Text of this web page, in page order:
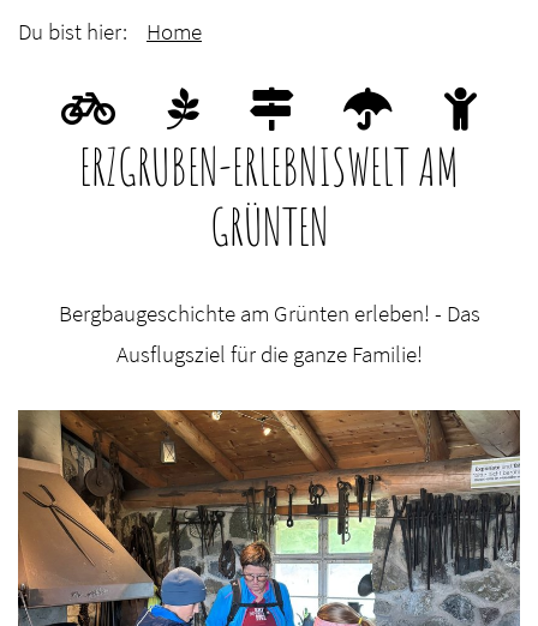
Du bist hier: Home
ERZGRUBEN-ERLEBNISWELT AM
GRÜNTEN
Bergbaugeschichte am Grünten erleben! - Das
Ausflugsziel für die ganze Familie!